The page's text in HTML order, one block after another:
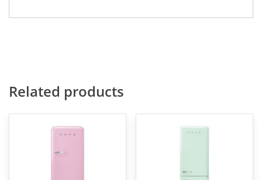
Related products